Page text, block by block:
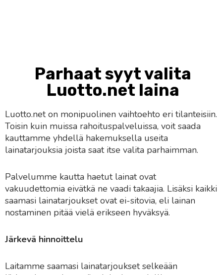
Parhaat syyt valita
Luotto.net laina
Luotto.net on monipuolinen vaihtoehto eri tilanteisiin.
Toisin kuin muissa rahoituspalveluissa, voit saada
kauttamme yhdellä hakemuksella useita
lainatarjouksia joista saat itse valita parhaimman.
Palvelumme kautta haetut lainat ovat
vakuudettomia eivätkä ne vaadi takaajia. Lisäksi kaikki
saamasi lainatarjoukset ovat ei-sitovia, eli lainan
nostaminen pitää vielä erikseen hyväksyä.
Järkevä hinnoittelu
Laitamme saamasi lainatarjoukset selkeään